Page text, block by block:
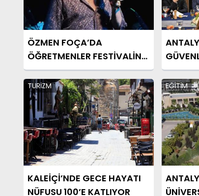
ÖZMEN FOÇA’DA
ÖĞRETMENLER FESTİVALİNE
DAMGA VURDU
TURİZM
KALEİÇİ’NDE GECE HAYATI
NÜFUSU 100’E KATLIYOR
EĞİTİM